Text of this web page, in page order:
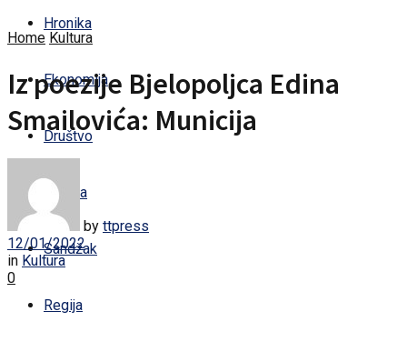
Hronika
Ekonomija
Društvo
Kultura
Sandžak
Regija
Home Kultura
Iz poezije Bjelopoljca Edina
Smailovića: Municija
by ttpress
12/01/2022
in Kultura
0